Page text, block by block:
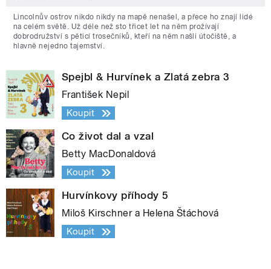
Lincolnův ostrov nikdo nikdy na mapě nenašel, a přece ho znají lidé
na celém světě. Už déle než sto třicet let na něm prožívají
dobrodružství s pěticí trosečníků, kteří na něm našli útočiště, a
hlavně nejedno tajemství.
Spejbl & Hurvínek a Zlatá zebra 3
František Nepil
Koupit
Co život dal a vzal
Betty MacDonaldová
Koupit
Hurvínkovy příhody 5
Miloš Kirschner a Helena Štáchová
Koupit